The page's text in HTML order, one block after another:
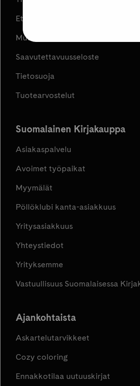
Etujen ja kampanjoiden ehdot
Muuta evästeasetuksia
Saavutettavuusseloste
Tietosuoja
Tuotearvostelut
Suomalainen Kirjakauppa
Asiakaspalvelu
Avoimet työpaikat
Myymälät
Pöllöklubi kanta-asiakkuus
Yritysasiakkuus
Yhteystiedot
Yrityksemme
Vastuullisuus Suomalaisessa
Ajankohtaista
Askartelutarvikkeet
Cozy coloring
Ennakkotilaa uutuuskirjat